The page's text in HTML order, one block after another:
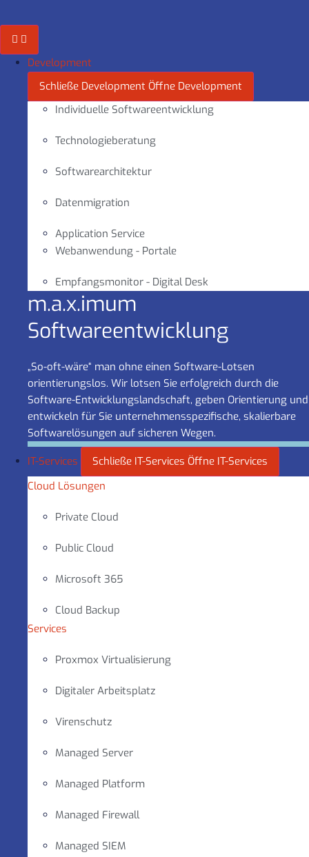
Inhalt
springen
Development
Schließe Development Öffne Development
Individuelle Softwareentwicklung
Technologieberatung
Softwarearchitektur
Datenmigration
Application Service
Webanwendung - Portale
Empfangsmonitor - Digital Desk
m.a.x.imum
Software­entwicklung
„So-oft-wäre“ man ohne einen Software-Lotsen
orientierungslos. Wir lotsen Sie erfolgreich durch die
Software-Entwicklungslandschaft, geben Orientierung und
entwickeln für Sie unternehmensspezifische, skalierbare
Softwarelösungen auf sicheren Wegen.
IT-Services Schließe IT-Services Öffne IT-Services
Cloud Lösungen
Private Cloud
Public Cloud
Microsoft 365
Cloud Backup
Services
Proxmox Virtualisierung
Digitaler Arbeitsplatz
Virenschutz
Managed Server
Managed Platform
Managed Firewall
Managed SIEM